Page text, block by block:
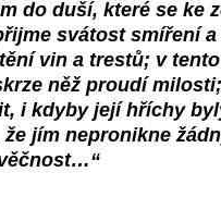
do duší, které se ke
svátost smíření
vin a trestů; v
něž proudí
i kdyby její hříchy
že jím nepronikne